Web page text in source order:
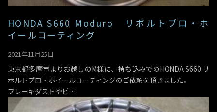
HONDA S660 Moduro リボルトプロ・ホ
イールコーティング
2021年11月25日
東京都多摩市よりお越しのM様に、持ち込みでのHONDA S660 リ
ボルトプロ・ホイールコーティングのご依頼を頂きました。
ブレーキダストやピ…